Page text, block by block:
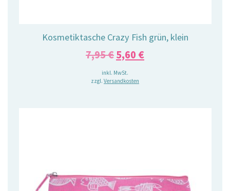
Kosmetiktasche Crazy Fish grün, klein
7,95€Ursprünglicher
Preis
war:
5,60 €Aktueller
inkl. MwSt.
zzgl. Versandkosten